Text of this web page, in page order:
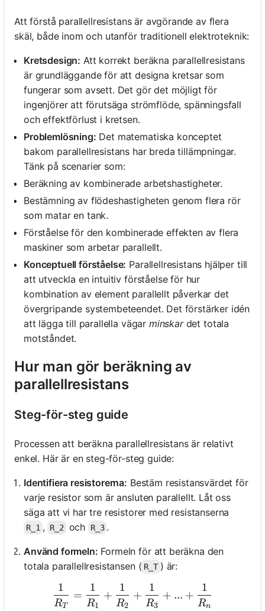
Att förstå parallellresistans är avgörande av flera
skäl, både inom och utanför traditionell elektroteknik:
Kretsdesign: Att korrekt beräkna parallellresistans
är grundläggande för att designa kretsar som
fungerar som avsett. Det gör det möjligt för
ingenjörer att förutsäga strömflöde, spänningsfall
och effektförlust i kretsen.
Problemlösning: Det matematiska konceptet
bakom parallellresistans har breda tillämpningar.
Tänk på scenarier som:
Beräkning av kombinerade arbetshastigheter.
Bestämning av flödeshastigheten genom flera rör
som matar en tank.
Förståelse för den kombinerade effekten av flera
maskiner som arbetar parallellt.
Konceptuell förståelse: Parallellresistans hjälper till
att utveckla en intuitiv förståelse för hur
kombination av element parallellt påverkar det
övergripande systembeteendet. Det förstärker idén
att lägga till parallella vägar minskardet totala
motståndet.
Hur man gör beräkning av
parallellresistans
Steg-för-steg guide
Processen att beräkna parallellresistans är relativt
enkel. Här är en steg-för-steg guide:
Identifiera resistorerna: Bestäm resistansvärdet för
varje resistor som är ansluten parallellt. Låt oss
säga att vi har tre resistorer med resistanserna
R_1 , R_2 och R_3 .
Använd formeln: Formeln för att beräkna den
totala parallellresistansen ( R_T ) är:
\frac{1}{R_T} =
RT
1
=
R1
1
+
R2
1
+
R3
1
+ ... +
Rn
1